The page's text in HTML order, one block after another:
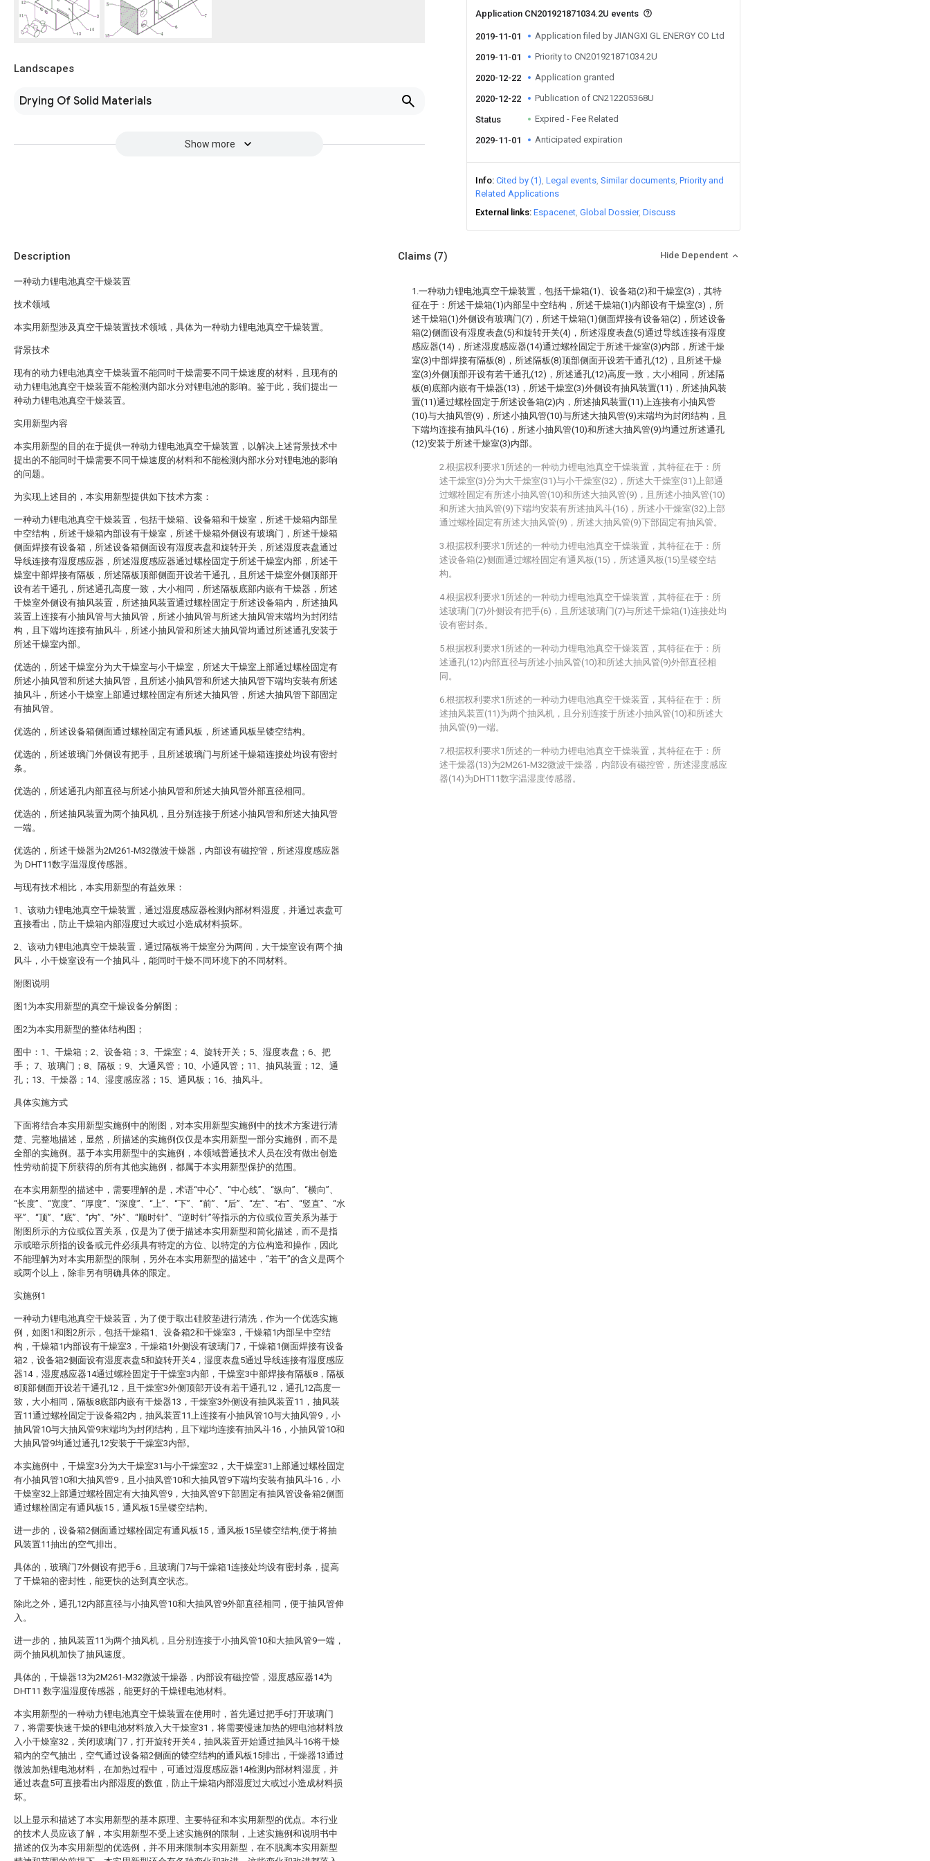
Landscapes
Drying Of Solid Materials
Show more
Application CN201921871034.2U events
2019-11-01 Application filed by JIANGXI GL ENERGY CO Ltd
2019-11-01 Priority to CN201921871034.2U
2020-12-22 Application granted
2020-12-22 Publication of CN212205368U
Status Expired - Fee Related
2029-11-01 Anticipated expiration
Info Cited by (1) Legal events Similar documents Priority and
Related Applications
External links Espacenet Global Dossier Discuss
Description
一种动力锂电池真空干燥装置
技术领域
本实用新型涉及真空干燥装置技术领域，具体为一种动力锂电池真空干燥装置。
背景技术
现有的动力锂电池真空干燥装置不能同时干燥需要不同干燥速度的材料，且现有的
动力锂电池真空干燥装置不能检测内部水分对锂电池的影响。鉴于此，我们提出一
种动力锂电池真空干燥装置。
实用新型内容
本实用新型的目的在于提供一种动力锂电池真空干燥装置，以解决上述背景技术中
提出的不能同时干燥需要不同干燥速度的材料和不能检测内部水分对锂电池的影响
的问题。
为实现上述目的，本实用新型提供如下技术方案：
一种动力锂电池真空干燥装置，包括干燥箱、设备箱和干燥室，所述干燥箱内部呈
中空结构，所述干燥箱内部设有干燥室，所述干燥箱外侧设有玻璃门，所述干燥箱
侧面焊接有设备箱，所述设备箱侧面设有湿度表盘和旋转开关，所述湿度表盘通过
导线连接有湿度感应器，所述湿度感应器通过螺栓固定于所述干燥室内部，所述干
燥室中部焊接有隔板，所述隔板顶部侧面开设若干通孔，且所述干燥室外侧顶部开
设有若干通孔，所述通孔高度一致，大小相同，所述隔板底部内嵌有干燥器，所述
干燥室外侧设有抽风装置，所述抽风装置通过螺栓固定于所述设备箱内，所述抽风
装置上连接有小抽风管与大抽风管，所述小抽风管与所述大抽风管末端均为封闭结
构，且下端均连接有抽风斗，所述小抽风管和所述大抽风管均通过所述通孔安装于
所述干燥室内部。
优选的，所述干燥室分为大干燥室与小干燥室，所述大干燥室上部通过螺栓固定有
所述小抽风管和所述大抽风管，且所述小抽风管和所述大抽风管下端均安装有所述
抽风斗，所述小干燥室上部通过螺栓固定有所述大抽风管，所述大抽风管下部固定
有抽风管。
优选的，所述设备箱侧面通过螺栓固定有通风板，所述通风板呈镂空结构。
优选的，所述玻璃门外侧设有把手，且所述玻璃门与所述干燥箱连接处均设有密封
条。
优选的，所述通孔内部直径与所述小抽风管和所述大抽风管外部直径相同。
优选的，所述抽风装置为两个抽风机，且分别连接于所述小抽风管和所述大抽风管
一端。
优选的，所述干燥器为2M261-M32微波干燥器，内部设有磁控管，所述湿度感应器
为 DHT11数字温湿度传感器。
与现有技术相比，本实用新型的有益效果：
1、该动力锂电池真空干燥装置，通过湿度感应器检测内部材料湿度，并通过表盘可
直接看出，防止干燥箱内部湿度过大或过小造成材料损坏。
2、该动力锂电池真空干燥装置，通过隔板将干燥室分为两间，大干燥室设有两个抽
风斗，小干燥室设有一个抽风斗，能同时干燥不同环境下的不同材料。
附图说明
图1为本实用新型的真空干燥设备分解图；
图2为本实用新型的整体结构图；
图中：1、干燥箱；2、设备箱；3、干燥室；4、旋转开关；5、湿度表盘；6、把
手； 7、玻璃门；8、隔板；9、大通风管；10、小通风管；11、抽风装置；12、通
孔；13、干燥器；14、湿度感应器；15、通风板；16、抽风斗。
具体实施方式
下面将结合本实用新型实施例中的附图，对本实用新型实施例中的技术方案进行清
楚、完整地描述，显然，所描述的实施例仅仅是本实用新型一部分实施例，而不是
全部的实施例。基于本实用新型中的实施例，本领域普通技术人员在没有做出创造
性劳动前提下所获得的所有其他实施例，都属于本实用新型保护的范围。
在本实用新型的描述中，需要理解的是，术语“中心”、“中心线”、“纵向”、“横向”、
“长度”、“宽度”、“厚度”、“深度”、“上”、“下”、“前”、“后”、“左”、“右”、“竖直”、“水
平”、“顶”、“底”、“内”、“外”、“顺时针”、“逆时针”等指示的方位或位置关系为基于
附图所示的方位或位置关系，仅是为了便于描述本实用新型和简化描述，而不是指
示或暗示所指的设备或元件必须具有特定的方位、以特定的方位构造和操作，因此
不能理解为对本实用新型的限制，另外在本实用新型的描述中，“若干”的含义是两个
或两个以上，除非另有明确具体的限定。
实施例1
一种动力锂电池真空干燥装置，为了便于取出硅胶垫进行清洗，作为一个优选实施
例，如图1和图2所示，包括干燥箱1、设备箱2和干燥室3，干燥箱1内部呈中空结
构，干燥箱1内部设有干燥室3，干燥箱1外侧设有玻璃门7，干燥箱1侧面焊接有设备
箱2，设备箱2侧面设有湿度表盘5和旋转开关4，湿度表盘5通过导线连接有湿度感应
器14，湿度感应器14通过螺栓固定于干燥室3内部，干燥室3中部焊接有隔板8，隔板
8顶部侧面开设若干通孔12，且干燥室3外侧顶部开设有若干通孔12，通孔12高度一
致，大小相同，隔板8底部内嵌有干燥器13，干燥室3外侧设有抽风装置11，抽风装
置11通过螺栓固定于设备箱2内，抽风装置11上连接有小抽风管10与大抽风管9，小
抽风管10与大抽风管9末端均为封闭结构，且下端均连接有抽风斗16，小抽风管10和
大抽风管9均通过通孔12安装于干燥室3内部。
本实施例中，干燥室3分为大干燥室31与小干燥室32，大干燥室31上部通过螺栓固定
有小抽风管10和大抽风管9，且小抽风管10和大抽风管9下端均安装有抽风斗16，小
干燥室32上部通过螺栓固定有大抽风管9，大抽风管9下部固定有抽风管设备箱2侧面
通过螺栓固定有通风板15，通风板15呈镂空结构。
进一步的，设备箱2侧面通过螺栓固定有通风板15，通风板15呈镂空结构,便于将抽
风装置11抽出的空气排出。
具体的，玻璃门7外侧设有把手6，且玻璃门7与干燥箱1连接处均设有密封条，提高
了干燥箱的密封性，能更快的达到真空状态。
除此之外，通孔12内部直径与小抽风管10和大抽风管9外部直径相同，便于抽风管伸
入。
进一步的，抽风装置11为两个抽风机，且分别连接于小抽风管10和大抽风管9一端，
两个抽风机加快了抽风速度。
具体的，干燥器13为2M261-M32微波干燥器，内部设有磁控管，湿度感应器14为
DHT11 数字温湿度传感器，能更好的干燥锂电池材料。
本实用新型的一种动力锂电池真空干燥装置在使用时，首先通过把手6打开玻璃门
7，将需要快速干燥的锂电池材料放入大干燥室31，将需要慢速加热的锂电池材料放
入小干燥室32，关闭玻璃门7，打开旋转开关4，抽风装置开始通过抽风斗16将干燥
箱内的空气抽出，空气通过设备箱2侧面的镂空结构的通风板15排出，干燥器13通过
微波加热锂电池材料，在加热过程中，可通过湿度感应器14检测内部材料湿度，并
通过表盘5可直接看出内部湿度的数值，防止干燥箱内部湿度过大或过小造成材料损
坏。
以上显示和描述了本实用新型的基本原理、主要特征和本实用新型的优点。本行业
的技术人员应该了解，本实用新型不受上述实施例的限制，上述实施例和说明书中
描述的仅为本实用新型的优选例，并不用来限制本实用新型，在不脱离本实用新型
Claims (7) Hide Dependent
1.一种动力锂电池真空干燥装置，包括干燥箱(1)、设备箱(2)和干燥室(3)，其特
征在于：所述干燥箱(1)内部呈中空结构，所述干燥箱(1)内部设有干燥室(3)，所
述干燥箱(1)外侧设有玻璃门(7)，所述干燥箱(1)侧面焊接有设备箱(2)，所述设备
箱(2)侧面设有湿度表盘(5)和旋转开关(4)，所述湿度表盘(5)通过导线连接有湿度
感应器(14)，所述湿度感应器(14)通过螺栓固定于所述干燥室(3)内部，所述干燥
室(3)中部焊接有隔板(8)，所述隔板(8)顶部侧面开设若干通孔(12)，且所述干燥
室(3)外侧顶部开设有若干通孔(12)，所述通孔(12)高度一致，大小相同，所述隔
板(8)底部内嵌有干燥器(13)，所述干燥室(3)外侧设有抽风装置(11)，所述抽风装
置(11)通过螺栓固定于所述设备箱(2)内，所述抽风装置(11)上连接有小抽风管
(10)与大抽风管(9)，所述小抽风管(10)与所述大抽风管(9)末端均为封闭结构，且
下端均连接有抽风斗(16)，所述小抽风管(10)和所述大抽风管(9)均通过所述通孔
(12)安装于所述干燥室(3)内部。
2.根据权利要求1所述的一种动力锂电池真空干燥装置，其特征在于：所
述干燥室(3)分为大干燥室(31)与小干燥室(32)，所述大干燥室(31)上部通
过螺栓固定有所述小抽风管(10)和所述大抽风管(9)，且所述小抽风管(10)
和所述大抽风管(9)下端均安装有所述抽风斗(16)，所述小干燥室(32)上部
通过螺栓固定有所述大抽风管(9)，所述大抽风管(9)下部固定有抽风管。
3.根据权利要求1所述的一种动力锂电池真空干燥装置，其特征在于：所
述设备箱(2)侧面通过螺栓固定有通风板(15)，所述通风板(15)呈镂空结
构。
4.根据权利要求1所述的一种动力锂电池真空干燥装置，其特征在于：所
述玻璃门(7)外侧设有把手(6)，且所述玻璃门(7)与所述干燥箱(1)连接处均
设有密封条。
5.根据权利要求1所述的一种动力锂电池真空干燥装置，其特征在于：所
述通孔(12)内部直径与所述小抽风管(10)和所述大抽风管(9)外部直径相
同。
6.根据权利要求1所述的一种动力锂电池真空干燥装置，其特征在于：所
述抽风装置(11)为两个抽风机，且分别连接于所述小抽风管(10)和所述大
抽风管(9)一端。
7.根据权利要求1所述的一种动力锂电池真空干燥装置，其特征在于：所
述干燥器(13)为2M261-M32微波干燥器，内部设有磁控管，所述湿度感应
器(14)为DHT11数字温湿度传感器。